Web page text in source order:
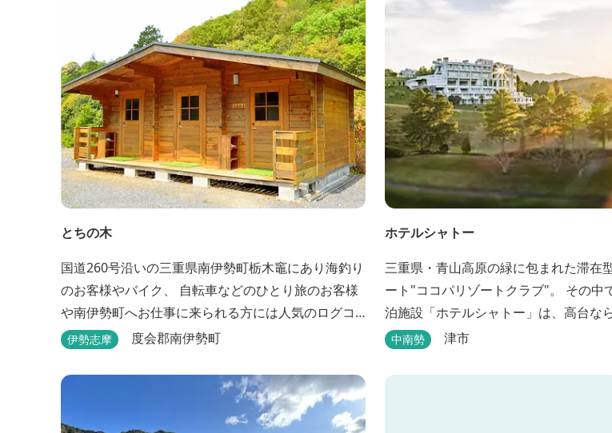
とちの木
国道260号沿いの三重県南伊勢町栃木竈にあり海釣り
のお客様やバイク、 自転車などのひとり旅のお客様
や南伊勢町へお仕事に来られる方には人気のログコ
テージです。 ログコテージは全室、素泊まりとなっ
お部屋、3名様から5名様限定のお部屋とあります。
お風呂やトイレは別棟に完備。 国道260号向いには
喫茶食事とちの木では、お食事もでき人気のトンテ...
伊勢志摩 度会郡南伊勢町
ホテルシャトー
三重県・青山高原の緑に包まれた滞在
ート"ココパリゾートクラブ"。 その中でも人気の宿
泊施設「ホテルシャトー」は、高台な
と静けさが魅力です。 客室はツインル
わせて選べます。 天然温泉の大浴場・露天風呂、ロ
中南勢 津市